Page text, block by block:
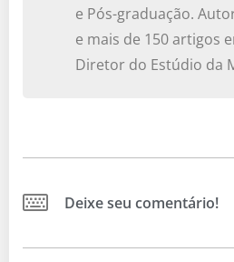
e Pós-graduação.
e mais de 150 artigos
Diretor do Estúdio da
Deixe seu comentário!